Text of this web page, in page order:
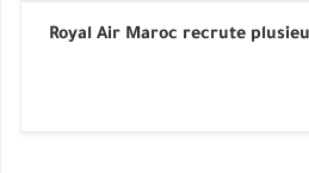
Royal Air Maroc recrute